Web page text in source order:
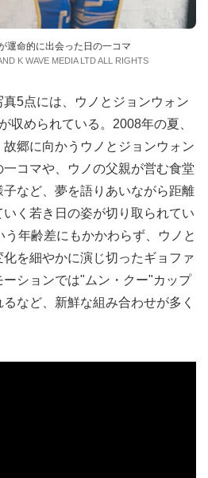
運命的に出会った日の一コマ
K WAVE MEDIA LTD ALL RIGHTS
5点には、ウノとジョンウォン
収められている。2008年の夏、
郷に向かうウノとジョンウォン
コマや、ウノの父親が営む食堂
など、夢を語りあいながら距離
く若き日の姿が切り取られてい
年齢差にもかかわらず、ウノと
を細やかに演じ切ったギョファ
ションでは"ムン・クー"カップ
など、新鮮な組み合わせが多く